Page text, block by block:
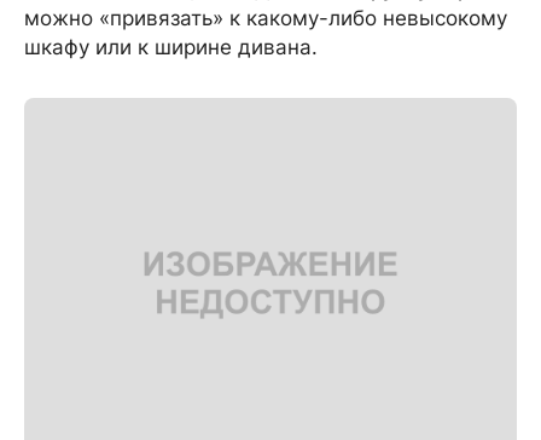
можно «привязать» к какому-либо невысокому
шкафу или к ширине дивана.